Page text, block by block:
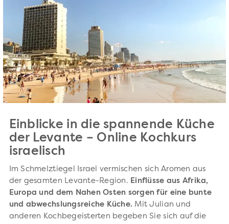
Einblicke in die spannende Küche
der Levante – Online Kochkurs
israelisch
Im Schmelztiegel Israel vermischen sich Aromen aus
der gesamten Levante-Region. Einflüsse aus Afrika,
Europa und dem Nahen Osten sorgen für eine bunte
und abwechslungsreiche Küche. Mit Julian und
anderen Kochbegeisterten begeben Sie sich auf die